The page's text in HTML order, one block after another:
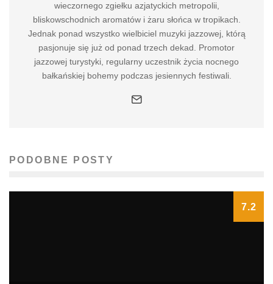
wieczornego zgiełku azjatyckich metropolii,
bliskowschodnich aromatów i żaru słońca w tropikach.
Jednak ponad wszystko wielbiciel muzyki jazzowej, którą
pasjonuje się już od ponad trzech dekad. Promotor
jazzowej turystyki, regularny uczestnik życia nocnego
bałkańskiej bohemy podczas jesiennych festiwali.
PODOBNE POSTY
7.2